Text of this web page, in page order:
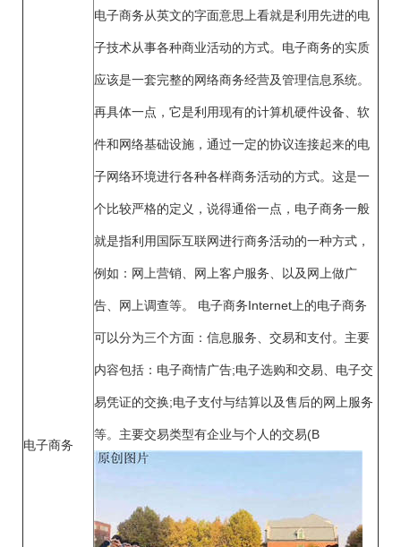
电子商务
电子商务从英文的字面意思上看就是利用先进的电
子技术从事各种商业活动的方式。电子商务的实质
应该是一套完整的网络商务经营及管理信息系统。
再具体一点，它是利用现有的计算机硬件设备、软
件和网络基础设施，通过一定的协议连接起来的电
子网络环境进行各种各样商务活动的方式。这是一
个比较严格的定义，说得通俗一点，电子商务一般
就是指利用国际互联网进行商务活动的一种方式，
例如：网上营销、网上客户服务、以及网上做广
告、网上调查等。 电子商务Internet上的电子商务
可以分为三个方面：信息服务、交易和支付。主要
内容包括：电子商情广告;电子选购和交易、电子交
易凭证的交换;电子支付与结算以及售后的网上服务
等。主要交易类型有企业与个人的交易(B